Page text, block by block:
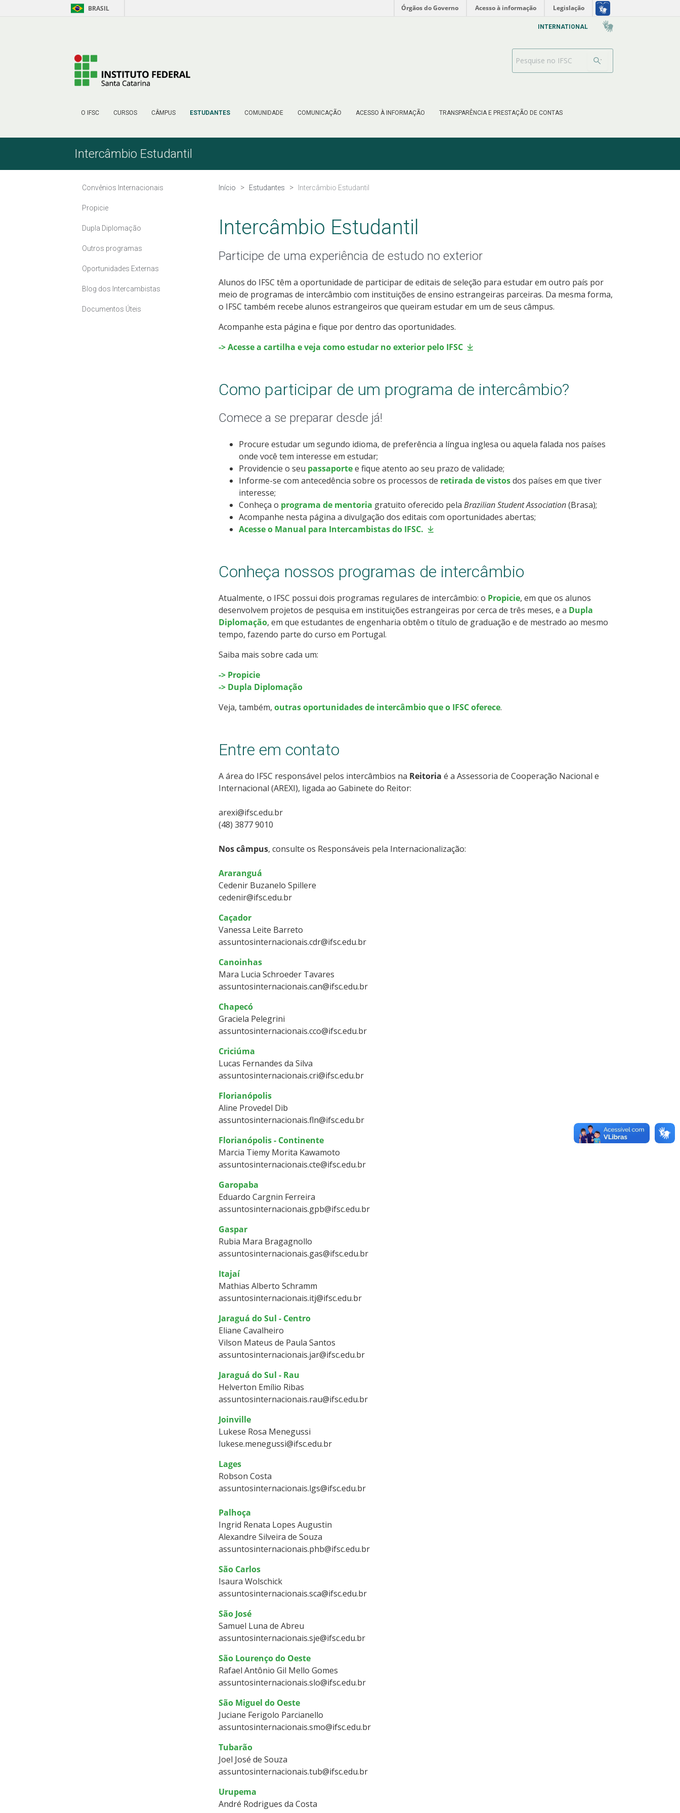
Pular para o Conteúdo BRASIL Órgãos do Governo Acesso à informação Legislação
O IFSC CURSOS CÂMPUS ESTUDANTES COMUNIDADE COMUNICAÇÃO ACESSO À INFORMAÇÃO TRANSPARÊNCIA E PRESTAÇÃO DE CONTAS
INTERNATIONAL
Barra de busca
Intercâmbio Estudantil
Convênios Internacionais
Propicie
Dupla Diplomação
Outros programas
Oportunidades Externas
Blog dos Intercambistas
Documentos Úteis
Início Estudantes Intercâmbio Estudantil
Intercâmbio Estudantil
Participe de uma experiência de estudo no exterior
Alunos do IFSC têm a oportunidade de participar de editais de seleção para estudar em outro país por
meio de programas de intercâmbio com instituições de ensino estrangeiras parceiras. Da mesma forma,
o IFSC também recebe alunos estrangeiros que queiram estudar em um de seus câmpus.
Acompanhe esta página e fique por dentro das oportunidades.
-> Acesse a cartilha e veja como estudar no exterior pelo IFSC
Como participar de um programa de intercâmbio?
Comece a se preparar desde já!
Procure estudar um segundo idioma, de preferência a língua inglesa ou aquela falada nos países
onde você tem interesse em estudar;
Providencie o seu passaportee fique atento ao seu prazo de validade;
Informe-se com antecedência sobre os processos de retirada de vistosdos países em que tiver
interesse;
Conheça o programa de mentoria gratuito oferecido pela Brazilian Student Association(Brasa);
Acompanhe nesta página a divulgação dos editais com oportunidades abertas;
Acesse o Manual para Intercambistas do IFSC.
Conheça nossos programas de intercâmbio
Atualmente, o IFSC possui dois programas regulares de intercâmbio: o Propicie, em que os alunos
desenvolvem projetos de pesquisa em instituições estrangeiras por cerca de três meses, e a Dupla
Diplomação, em que estudantes de engenharia obtêm o título de graduação e de mestrado ao mesmo
tempo, fazendo parte do curso em Portugal.
Saiba mais sobre cada um:
-> Propicie
-> Dupla Diplomação
Veja, também, outras oportunidades de intercâmbio que o IFSC oferece.
Entre em contato
A área do IFSC responsável pelos intercâmbios na Reitoria é a Assessoria de Cooperação Nacional e
Internacional (AREXI), ligada ao Gabinete do Reitor:
arexi@ifsc.edu.br
(48) 3877 9010
Nos câmpus, consulte os Responsáveis pela Internacionalização:
Araranguá
Cedenir Buzanelo Spillere
cedenir@ifsc.edu.br
Caçador
Vanessa Leite Barreto
assuntosinternacionais.cdr@ifsc.edu.br
Canoinhas
Mara Lucia Schroeder Tavares
assuntosinternacionais.can@ifsc.edu.br
Chapecó
Graciela Pelegrini
assuntosinternacionais.cco@ifsc.edu.br
Criciúma
Lucas Fernandes da Silva
assuntosinternacionais.cri@ifsc.edu.br
Florianópolis
Aline Provedel Dib
assuntosinternacionais.fln@ifsc.edu.br
Florianópolis - Continente
Marcia Tiemy Morita Kawamoto
assuntosinternacionais.cte@ifsc.edu.br
Garopaba
Eduardo Cargnin Ferreira
assuntosinternacionais.gpb@ifsc.edu.br
Gaspar
Rubia Mara Bragagnollo
assuntosinternacionais.gas@ifsc.edu.br
Itajaí
Mathias Alberto Schramm
assuntosinternacionais.itj@ifsc.edu.br
Jaraguá do Sul - Centro
Eliane Cavalheiro
Vilson Mateus de Paula Santos
assuntosinternacionais.jar@ifsc.edu.br
Jaraguá do Sul - Rau
Helverton Emílio Ribas
assuntosinternacionais.rau@ifsc.edu.br
Joinville
Lukese Rosa Menegussi
lukese.menegussi@ifsc.edu.br
Lages
Robson Costa
assuntosinternacionais.lgs@ifsc.edu.br
Palhoça
Ingrid Renata Lopes Augustin
Alexandre Silveira de Souza
assuntosinternacionais.phb@ifsc.edu.br
São Carlos
Isaura Wolschick
assuntosinternacionais.sca@ifsc.edu.br
São José
Samuel Luna de Abreu
assuntosinternacionais.sje@ifsc.edu.br
São Lourenço do Oeste
Rafael Antônio Gil Mello Gomes
assuntosinternacionais.slo@ifsc.edu.br
São Miguel do Oeste
Juciane Ferigolo Parcianello
assuntosinternacionais.smo@ifsc.edu.br
Tubarão
Joel José de Souza
assuntosinternacionais.tub@ifsc.edu.br
Urupema
André Rodrigues da Costa